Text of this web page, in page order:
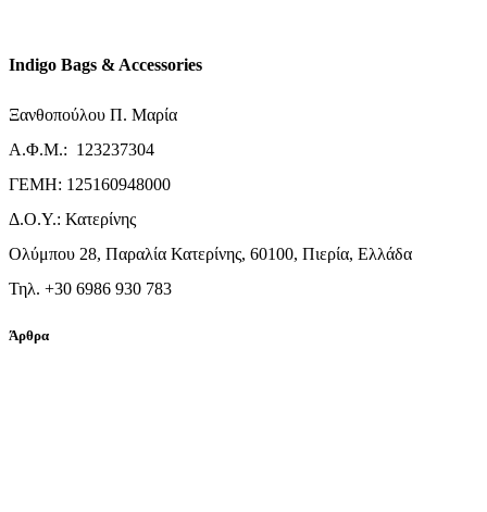
Indigo Bags & Accessories
Ξανθοπούλου Π. Μαρία
Α.Φ.Μ.: 123237304
ΓΕΜΗ: 125160948000
Δ.Ο.Υ.: Κατερίνης
Ολύμπου 28, Παραλία Κατερίνης, 60100, Πιερία, Ελλάδα
Τηλ. +30 6986 930 783
Άρθρα